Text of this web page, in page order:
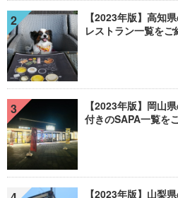
2
【2023年版】高知
レストラン一覧をご
3
【2023年版】岡山
付きのSAPA一覧を
【2023年版】山梨